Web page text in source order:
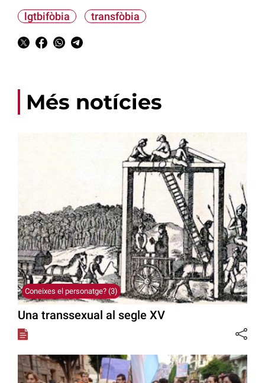
lgtbifòbia transfòbia
Més notícies
Coneixes el personatge? (3)
Una transsexual al segle XV